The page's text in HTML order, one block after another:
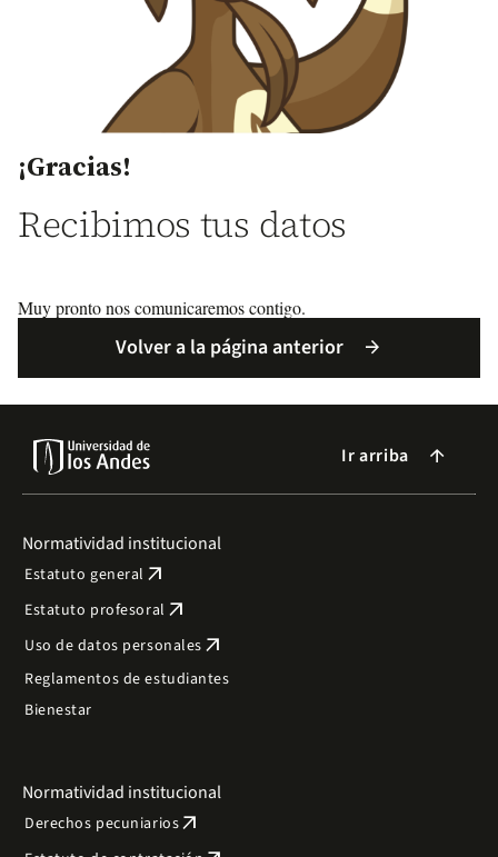
¡Gracias!
Recibimos tus datos
Muy pronto nos comunicaremos contigo.
Volver a la página anterior arrow_forward
Ir arriba arrow_forward
Normatividad institucional
Estatuto general arrow_outward
Estatuto profesoral arrow_outward
Uso de datos personales arrow_outward
Reglamentos de estudiantes
Bienestar
Normatividad institucional
Derechos pecuniariosarrow_outward